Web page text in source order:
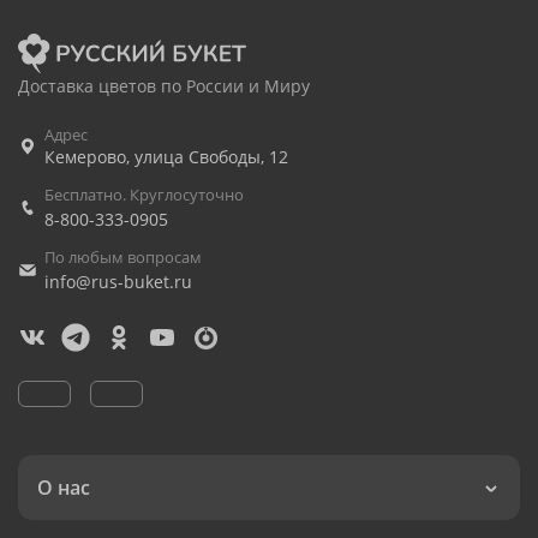
Доставка цветов по России и Миру
Адрес
Кемерово, улица Свободы, 12
Бесплатно. Круглосуточно
8-800-333-0905
По любым вопросам
info@rus-buket.ru
О нас